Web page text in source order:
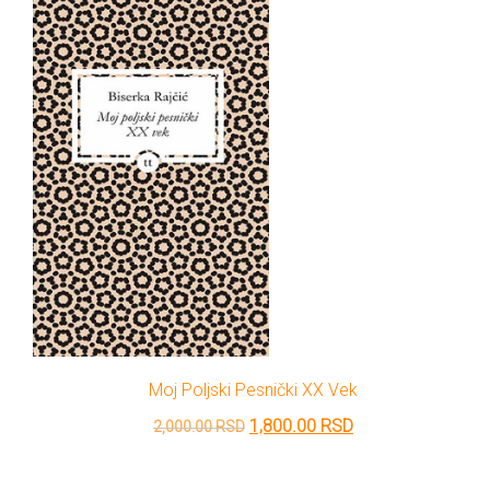
bila:
900.00 RSD.
Moj Poljski Pesnički XX Vek
2,000.00RSD Originalna
1,800.00 RSDTrenutna